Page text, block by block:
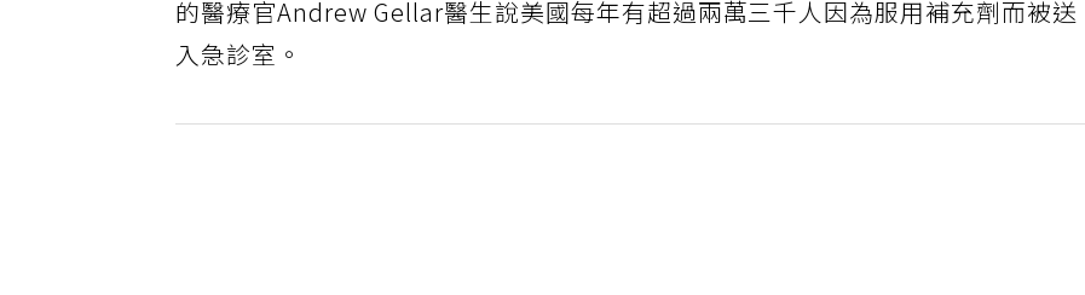
的醫療官Andrew Gellar醫生說美國每年有超過兩萬三千人因為服用補充劑而被送
入急診室。